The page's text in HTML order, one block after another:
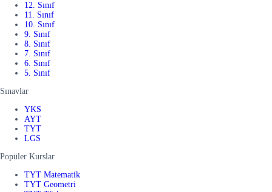
12. Sınıf
11. Sınıf
10. Sınıf
9. Sınıf
8. Sınıf
7. Sınıf
6. Sınıf
5. Sınıf
Sınavlar
YKS
AYT
TYT
LGS
Popüler Kurslar
TYT Matematik
TYT Geometri